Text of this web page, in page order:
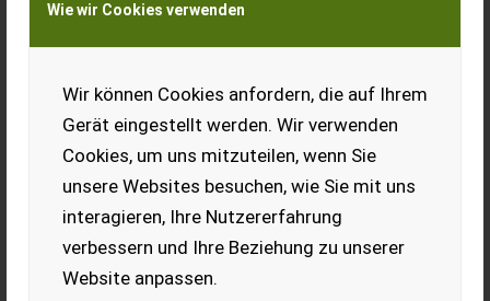
Wie wir Cookies verwenden
Wir können Cookies anfordern, die auf Ihrem
Gerät eingestellt werden. Wir verwenden
Cookies, um uns mitzuteilen, wenn Sie
unsere Websites besuchen, wie Sie mit uns
interagieren, Ihre Nutzererfahrung
verbessern und Ihre Beziehung zu unserer
Website anpassen.
Transport von Land- und Baumaschinen –
KEINE Tiertransporte
Battioni-Pagani MEC 8000M
sofort verfügbar, nagelneu!
Ölpumpe und einstellbarem Tropföler) - Druck maximal: 1,5
bar - Gewicht: 160 kg - Luftlei...
EUR 1.650 inkl. 20 % MwSt.